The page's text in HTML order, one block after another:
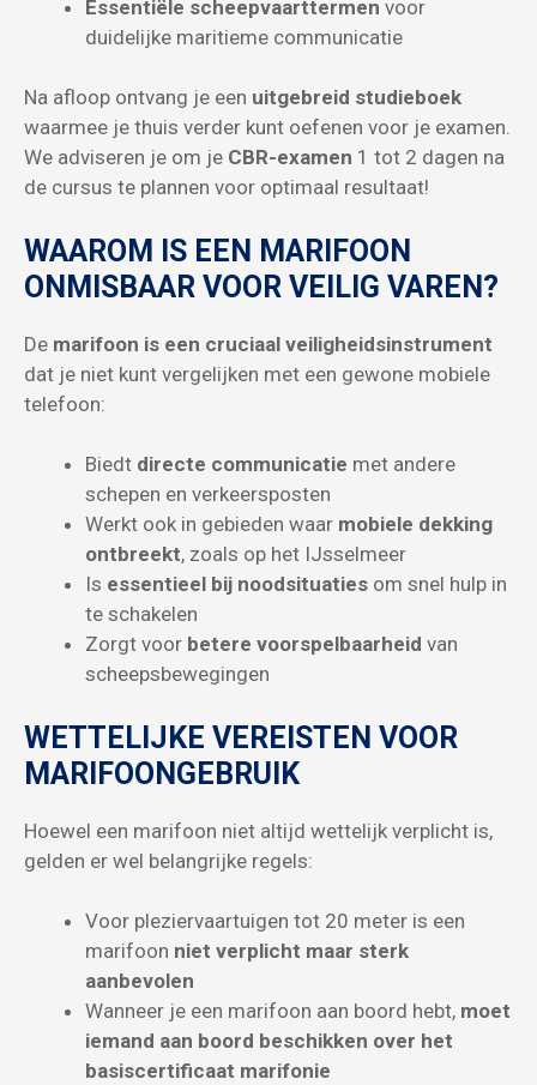
Essentiële scheepvaarttermen voor
duidelijke maritieme communicatie
Na afloop ontvang je een uitgebreid studieboek
waarmee je thuis verder kunt oefenen voor je examen.
We adviseren je om je CBR-examen 1 tot 2 dagen na
de cursus te plannen voor optimaal resultaat!
WAAROM IS EEN MARIFOON
ONMISBAAR VOOR VEILIG VAREN?
De marifoon is een cruciaal veiligheidsinstrument
dat je niet kunt vergelijken met een gewone mobiele
telefoon:
Biedt directe communicatie met andere
schepen en verkeersposten
Werkt ook in gebieden waar mobiele dekking
ontbreekt, zoals op het IJsselmeer
Is essentieel bij noodsituaties om snel hulp in
te schakelen
Zorgt voor betere voorspelbaarheid van
scheepsbewegingen
WETTELIJKE VEREISTEN VOOR
MARIFOONGEBRUIK
Hoewel een marifoon niet altijd wettelijk verplicht is,
gelden er wel belangrijke regels:
Voor pleziervaartuigen tot 20 meter is een
marifoon niet verplicht maar sterk
aanbevolen
Wanneer je een marifoon aan boord hebt, moet
iemand aan boord beschikken over het
basiscertificaat marifonie